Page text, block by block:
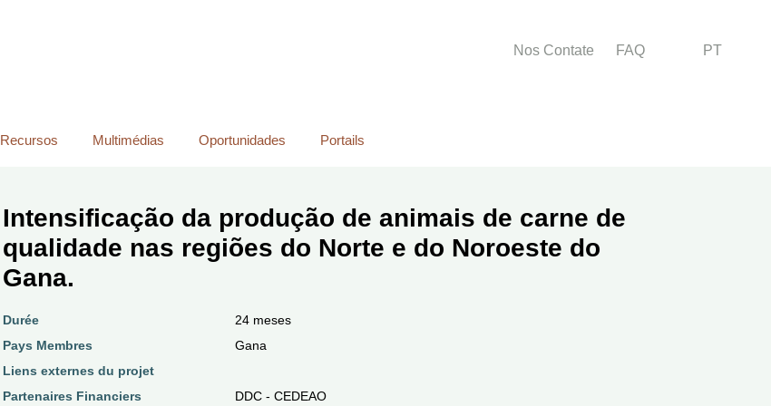
Menu right
Nos Contate FAQ PT
Recursos Multimédias Oportunidades Portails
Intensificação da produção de animais de carne de
qualidade nas regiões do Norte e do Noroeste do
Gana.
Durée
24 meses
Pays Membres
Gana
Liens externes du projet
Partenaires Financiers
DDC - CEDEAO